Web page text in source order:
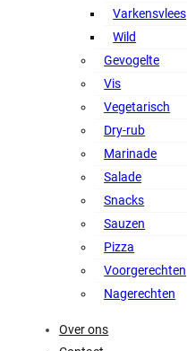
Varkensvlees
Wild
Gevogelte
Vis
Vegetarisch
Dry-rub
Marinade
Salade
Snacks
Sauzen
Pizza
Voorgerechten
Nagerechten
Over ons